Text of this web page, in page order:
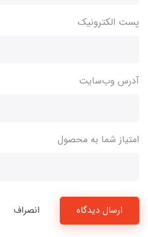
پست الکترونیک
آدرس وب‌سایت
امتیاز شما به محصول
ارسال دیدگاه انصراف